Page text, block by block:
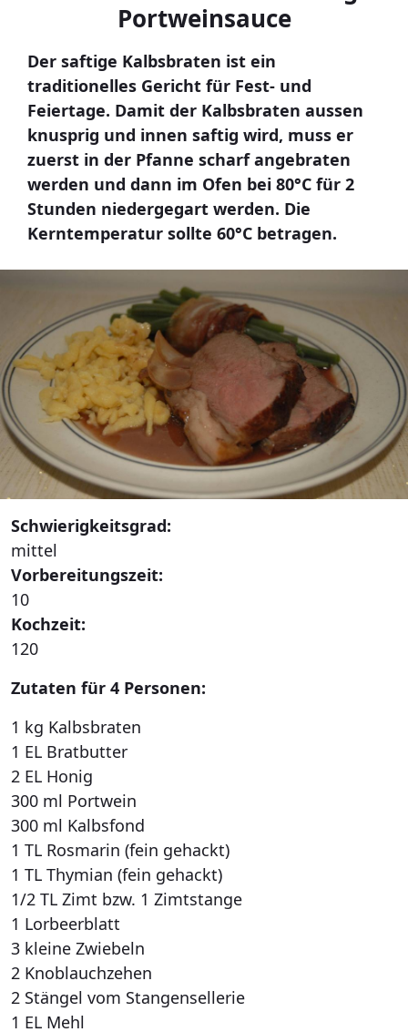
Portweinsauce
Der saftige Kalbsbraten ist ein
traditionelles Gericht für Fest- und
Feiertage. Damit der Kalbsbraten aussen
knusprig und innen saftig wird, muss er
zuerst in der Pfanne scharf angebraten
werden und dann im Ofen bei 80°C für 2
Stunden niedergegart werden. Die
Kerntemperatur sollte 60°C betragen.
Schwierigkeitsgrad:
mittel
Vorbereitungszeit:
10
Kochzeit:
120
Zutaten für 4 Personen:
1 kg Kalbsbraten
1 EL Bratbutter
2 EL Honig
300 ml Portwein
300 ml Kalbsfond
1 TL Rosmarin (fein gehackt)
1 TL Thymian (fein gehackt)
1/2 TL Zimt bzw. 1 Zimtstange
1 Lorbeerblatt
3 kleine Zwiebeln
2 Knoblauchzehen
2 Stängel vom Stangensellerie
1 EL Mehl